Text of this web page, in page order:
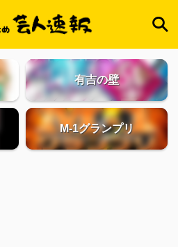
有吉の壁
M-1グランプリ